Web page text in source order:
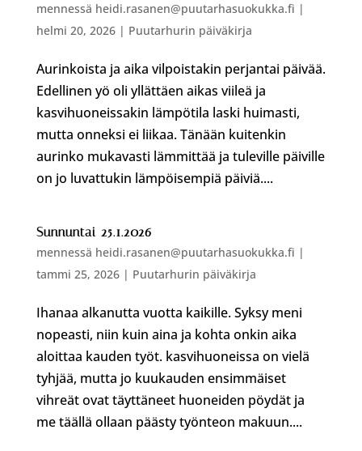
mennessä heidi.rasanen@puutarhasuokukka.fi |
helmi 20, 2026| Puutarhurin päiväkirja
Aurinkoista ja aika vilpoistakin perjantai päivää.
Edellinen yö oli yllättäen aikas viileä ja
kasvihuoneissakin lämpötila laski huimasti,
mutta onneksi ei liikaa. Tänään kuitenkin
aurinko mukavasti lämmittää ja tuleville päiville
on jo luvattukin lämpöisempiä päiviä....
Sunnuntai 25.1.2026
mennessä heidi.rasanen@puutarhasuokukka.fi |
tammi 25, 2026| Puutarhurin päiväkirja
Ihanaa alkanutta vuotta kaikille. Syksy meni
nopeasti, niin kuin aina ja kohta onkin aika
aloittaa kauden työt. kasvihuoneissa on vielä
tyhjää, mutta jo kuukauden ensimmäiset
vihreät ovat täyttäneet huoneiden pöydät ja
me täällä ollaan päästy työnteon makuun....